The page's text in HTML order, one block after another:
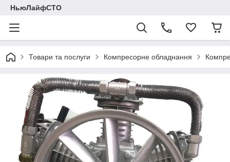
НьюЛайфСТО
Товари та послуги Компресорне обладнання